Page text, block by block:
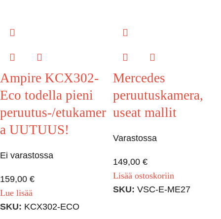
Ampire KCX302-
Eco todella pieni
peruutus-/etukamer
a UUTUUS!
Ei varastossa
159,00 €
Lue lisää
SKU: KCX302-ECO
Mercedes
peruutuskamera,
useat mallit
Varastossa
149,00 €
Lisää ostoskoriin
SKU: VSC-E-ME27